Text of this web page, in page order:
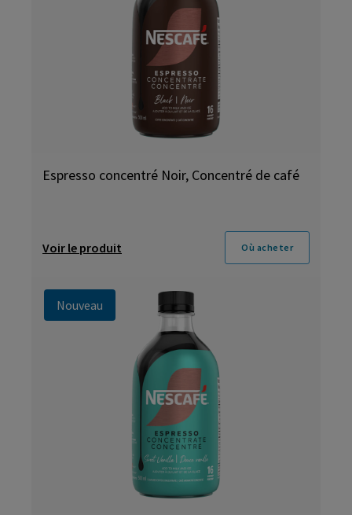
Espresso concentré Noir, Concentré de café
Voir le produit Où acheter
Nouveau